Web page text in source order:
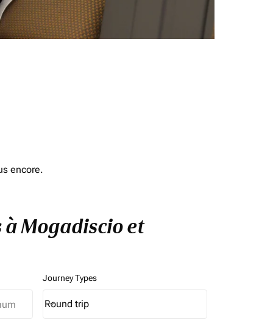
encore.
à Mogadiscio et
Journey Types
Journey Types option Round trip Selected
Round trip
keyboard_arrow_down